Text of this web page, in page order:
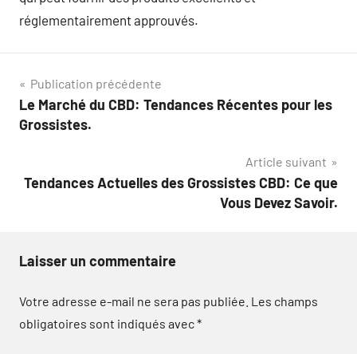
réglementairement approuvés.
Navigation
de
Publication précédente
Le Marché du CBD: Tendances Récentes pour les
Grossistes.
Article suivant
Tendances Actuelles des Grossistes CBD: Ce que
Vous Devez Savoir.
Laisser un commentaire
Votre adresse e-mail ne sera pas publiée. Les champs
obligatoires sont indiqués avec*